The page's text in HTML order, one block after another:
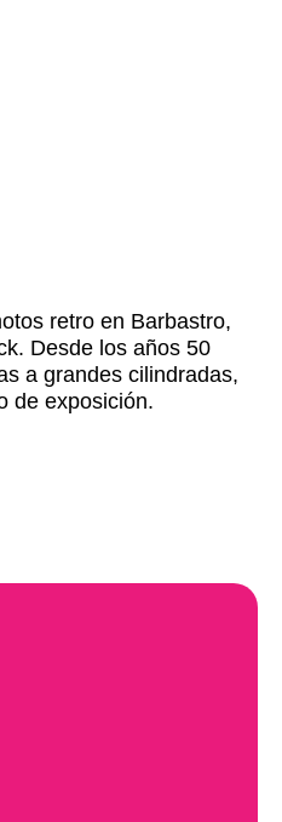
retro en Barbastro,
Desde los años 50
a grandes cilindradas,
de exposición.